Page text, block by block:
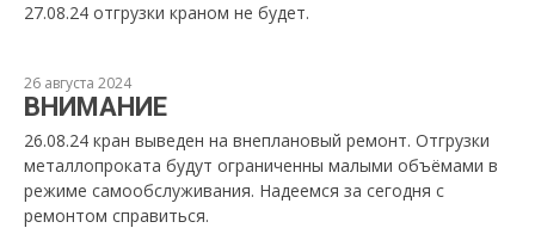
27.08.24 отгрузки краном не будет.
26 августа 2024
ВНИМАНИЕ
26.08.24 кран выведен на внеплановый ремонт. Отгрузки
металлопроката будут ограниченны малыми объёмами в
режиме самообслуживания. Надеемся за сегодня с
ремонтом справиться.